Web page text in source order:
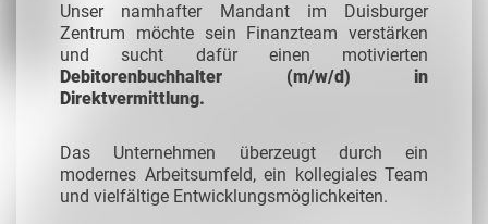
Unser namhafter Mandant im Duisburger
Zentrum möchte sein Finanzteam verstärken
und sucht dafür einen motivierten
Debitorenbuchhalter (m/w/d) in
Direktvermittlung.
Das Unternehmen überzeugt durch ein
modernes Arbeitsumfeld, ein kollegiales Team
und vielfältige Entwicklungsmöglichkeiten.